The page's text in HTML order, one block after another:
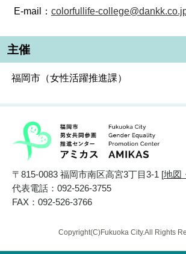
E-mail： colorfullife-
主催
福岡市（女性活躍推進課）
〒815-0083 福岡市南区高宮3丁目3-1 [地図
代表電話：092-526-3755
FAX：092-526-3766
Copyright(C)Fukuoka City.All Rights